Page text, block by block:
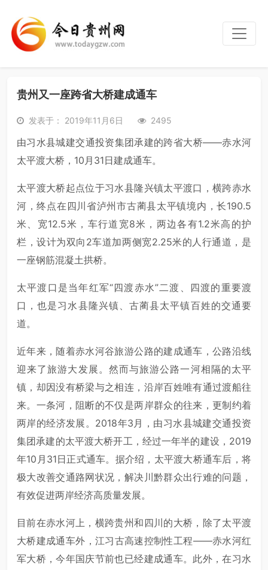
贵州又一座跨省大桥建成通车
发表于： 2019年11月6日 2495
由习水县城建交通投资集团承建的跨省大桥——赤水河
太平渡大桥，10月31日建成通车。
太平渡大桥起点位于习水县隆兴镇太平渡口，横跨赤水
河，终点在四川省泸州市古蔺县太平镇境内，长190.5
米、宽12.5米，车行道宽8米，两边各有1.2米高的护
栏，设计为双向2车道加两侧宽2.25米的人行通道，是
一座钢筋混凝土拱桥。
太平渡口是当年红军“四渡赤水”二渡、四渡的重要渡
口，也是习水县隆兴镇、古蔺县太平镇百姓的交通要
道。
近年来，随着赤水河谷旅游公路的建成通车，公路沿线
迎来了旅游大发展。然而与旅游公路一河相隔的太平
镇，却因没有桥梁与之相连，沿岸百姓唯有通过渡船往
来。一条河，阻断的不仅是两岸群众的往来，更制约着
两岸的经济发展。2018年3月，由习水县城建交通投资
集团承建的太平渡大桥开工，经过一年半的建设，2019
年10月31日正式通车。据介绍，太平渡大桥通车后，将
极大改善交通路网状况，解决川黔群众出行难的问题，
有效促进两岸经济高质量发展。
目前在赤水河上，横跨贵州和四川的大桥，除了太平渡
大桥建成通车外，江习古高速控制性工程——赤水河红
军大桥，今年国庆节前也已经建成通车。此外，在习水